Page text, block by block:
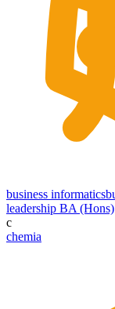
business informatics
leadership BA (Hons)
c
chemia